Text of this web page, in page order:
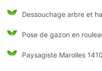
Dessouchage arbre et
Pose de gazon en
Paysagiste Marolles